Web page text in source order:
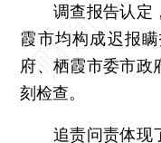
调查报告认定，
霞市均构成迟报
府、栖霞市委市政
刻检查。
追责问责体现了